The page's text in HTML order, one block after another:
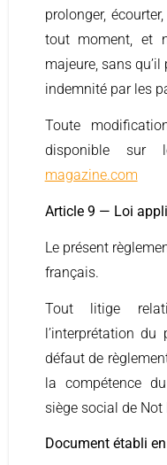
prolonger,
tout moment, et
majeure, sans
indemnité par les
Toute
disponible sur
magazine.com
Article 9 — Loi
Le présent
français.
Tout litige
l’interprétation du
défaut de
la compétence
siège social de Not
Document établi